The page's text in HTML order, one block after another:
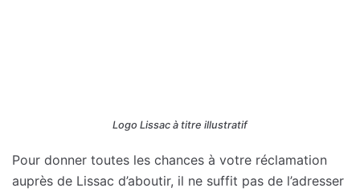
Logo Lissac à titre illustratif
Pour donner toutes les chances à votre réclamation
auprès de Lissac d’aboutir, il ne suffit pas de l’adresser